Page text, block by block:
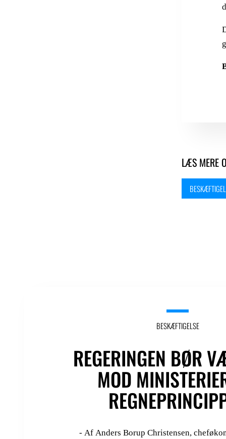
LÆS MERE
BESKÆFTIGELSE
REGERINGEN BØR
MOD
- Af Anders Borup Christensen,